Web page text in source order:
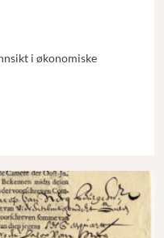
i økonomiske